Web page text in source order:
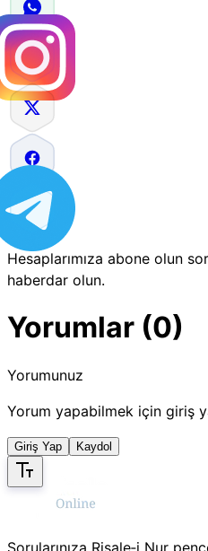
Hesaplarımıza abone olun
haberdar olun.
Yorumlar (0)
Yorumunuz
Yorum yapabilmek için giriş
Giriş Yap Kaydol
Sorularınıza Risale‑i Nur